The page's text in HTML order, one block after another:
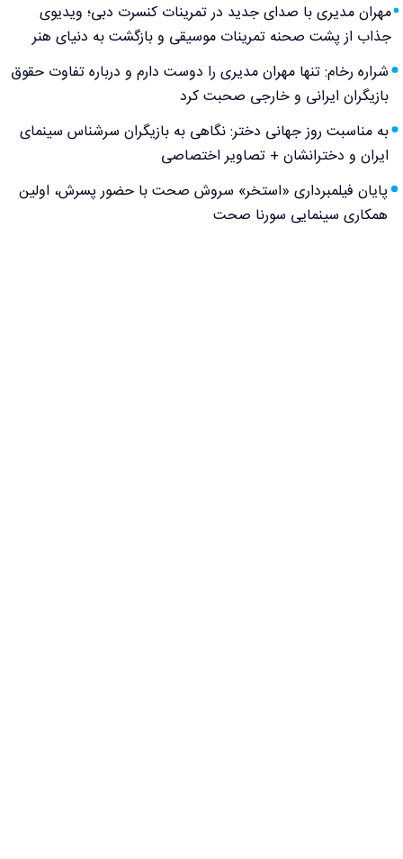
مهران مدیری با صدای جدید در تمرینات کنسرت دبی؛ ویدیوی
جذاب از پشت صحنه تمرینات موسیقی و بازگشت به دنیای هنر
شراره رخام: تنها مهران مدیری را دوست دارم و درباره تفاوت حقوق
بازیگران ایرانی و خارجی صحبت کرد
به مناسبت روز جهانی دختر: نگاهی به بازیگران سرشناس سینمای
ایران و دخترانشان + تصاویر اختصاصی
پایان فیلمبرداری «استخر» سروش صحت با حضور پسرش، اولین
همکاری سینمایی سورنا صحت